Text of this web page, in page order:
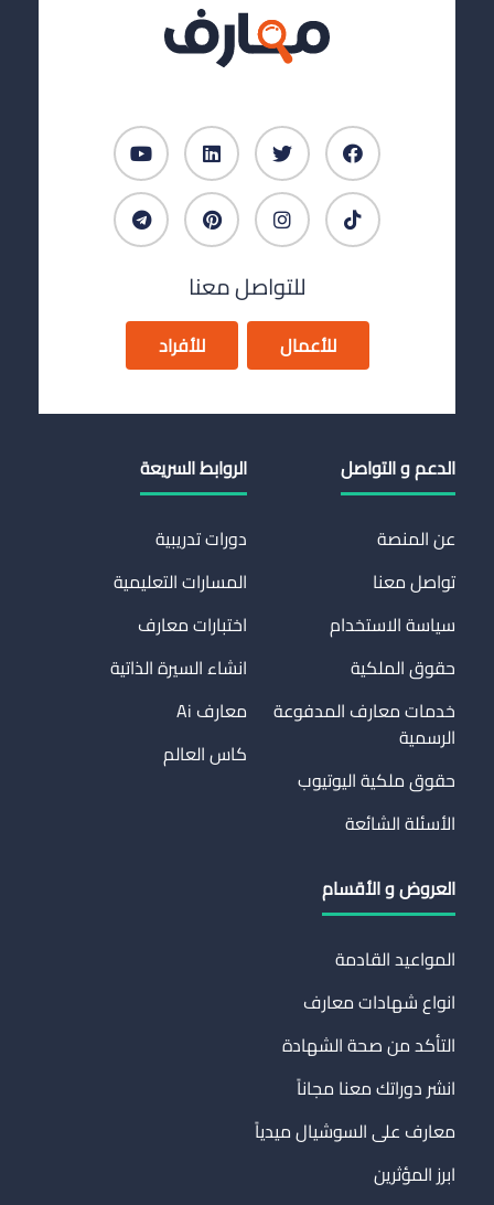
للتواصل معنا
للأعمال للأفراد
الدعم و التواصل
عن المنصة
تواصل معنا
سياسة الاستخدام
حقوق الملكية
خدمات معارف المدفوعة
الرسمية
حقوق ملكية اليوتيوب
الأسئلة الشائعة
الروابط السريعة
دورات تدريبية
المسارات التعليمية
اختبارات معارف
انشاء السيرة الذاتية
معارف Ai
كاس العالم
العروض و الأقسام
المواعيد القادمة
انواع شهادات معارف
التأكد من صحة الشهادة
انشر دوراتك معنا مجاناً
معارف على السوشيال ميدياً
ابرز المؤثرين